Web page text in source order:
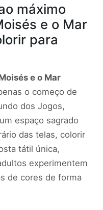
máximo
e o Mar
para
e o Mar
o começo de
dos Jogos,
espaço sagrado
das telas, colorir
tátil única,
experimentem
de cores de forma